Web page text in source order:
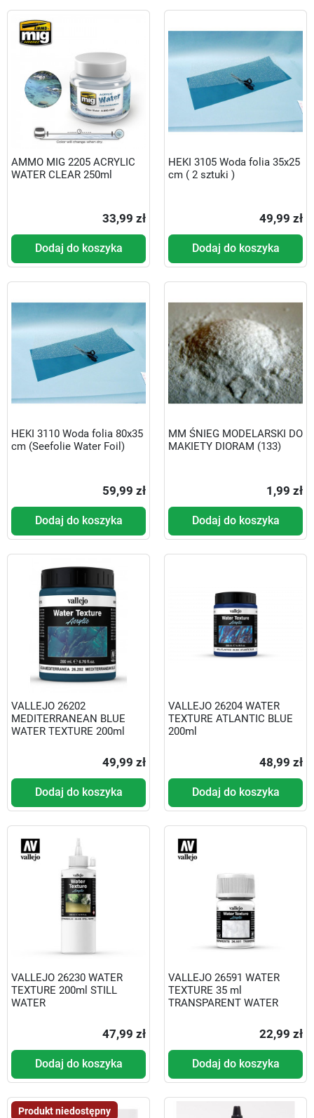
AMMO MIG 2205 ACRYLIC
WATER CLEAR 250ml
33,99 zł
Dodaj do koszyka
HEKI 3105 Woda folia 35x25
cm ( 2 sztuki )
49,99 zł
Dodaj do koszyka
HEKI 3110 Woda folia 80x35
cm (Seefolie Water Foil)
59,99 zł
Dodaj do koszyka
MM ŚNIEG MODELARSKI DO
MAKIETY DIORAM (133)
1,99 zł
Dodaj do koszyka
VALLEJO 26202
MEDITERRANEAN BLUE
WATER TEXTURE 200ml
49,99 zł
Dodaj do koszyka
VALLEJO 26204 WATER
TEXTURE ATLANTIC BLUE
200ml
48,99 zł
Dodaj do koszyka
VALLEJO 26230 WATER
TEXTURE 200ml STILL
WATER
47,99 zł
Dodaj do koszyka
VALLEJO 26591 WATER
TEXTURE 35 ml
TRANSPARENT WATER
22,99 zł
Dodaj do koszyka
Produkt niedostępny